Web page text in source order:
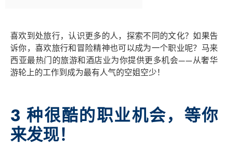
喜欢到处旅行，认识更多的人，探索不同的文化？如果告
诉你，喜欢旅行和冒险精神也可以成为一个职业呢？马来
西亚最热门的旅游和酒店业为你提供更多机会——从奢华
游轮上的工作到成为最有人气的空姐空少！
3 种很酷的职业机会，等你
来发现！